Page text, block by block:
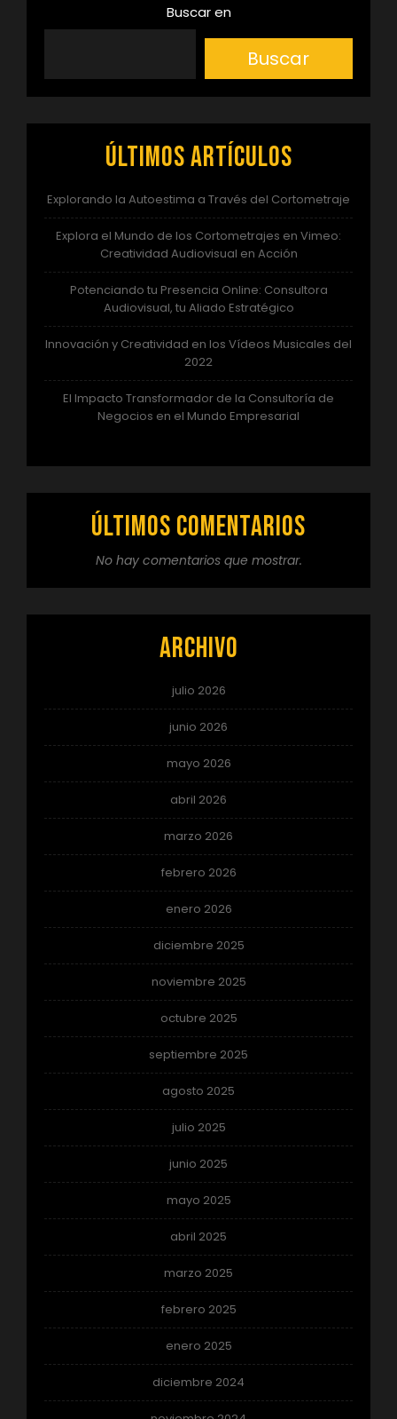
Buscar en
Buscar
Últimos artículos
Explorando la Autoestima a Través del Cortometraje
Explora el Mundo de los Cortometrajes en Vimeo:
Creatividad Audiovisual en Acción
Potenciando tu Presencia Online: Consultora
Audiovisual, tu Aliado Estratégico
Innovación y Creatividad en los Vídeos Musicales del
2022
El Impacto Transformador de la Consultoría de
Negocios en el Mundo Empresarial
Últimos comentarios
No hay comentarios que mostrar.
Archivo
julio 2026
junio 2026
mayo 2026
abril 2026
marzo 2026
febrero 2026
enero 2026
diciembre 2025
noviembre 2025
octubre 2025
septiembre 2025
agosto 2025
julio 2025
junio 2025
mayo 2025
abril 2025
marzo 2025
febrero 2025
enero 2025
diciembre 2024